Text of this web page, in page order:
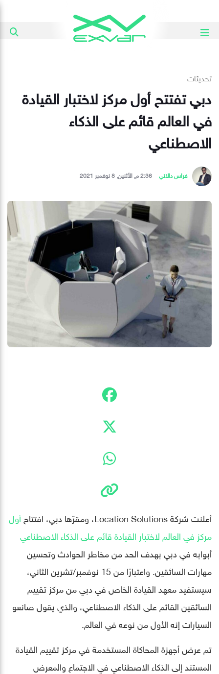
تحديثات
دبي تفتتح أول مركز لاختبار القيادة
في العالم قائم على الذكاء
الاصطناعي
فراس دالاتي 2:36 م, الأثنين, 8 نوفمبر 2021
أعلنت شركة Location Solutions، ومقرّها دبي، افتتاح
أول
مركز في العالم لاختبار القيادة قائم على الذكاء الاصطناعي
أبوابه في دبي بهدف الحد من مخاطر الحوادث وتحسين
مهارات السائقين. واعتبارًا من 15 نوفمبر/تشرين الثاني،
سيستفيد معهد القيادة الخاص في دبي من مركز تقييم
السائقين القائم على الذكاء الاصطناعي، والذي يقول صانعو
السيارات إنه الأول من نوعه في العالم.
تم عرض أجهزة المحاكاة المستخدمة في مركز تقييم القيادة
المستند إلى الذكاء الاصطناعي في الاجتماع والمعرض